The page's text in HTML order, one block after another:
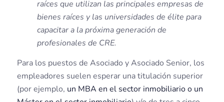
raíces que utilizan las principales empresas de
bienes raíces y las universidades de élite para
capacitar a la próxima generación de
profesionales de CRE.
Para los puestos de Asociado y Asociado Senior, los
empleadores suelen esperar una titulación superior
(por ejemplo, un MBA en el sector inmobiliario o un